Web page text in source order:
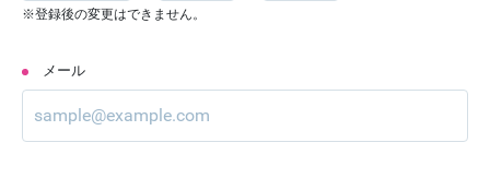
※登録後の変更はできません。
メール